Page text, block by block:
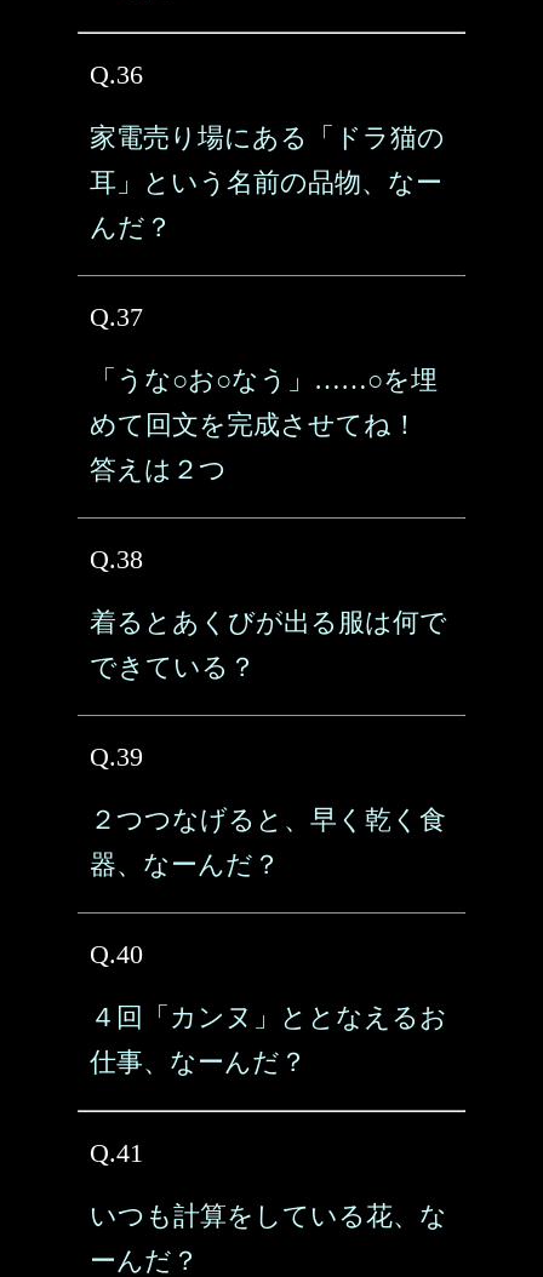
Q.36
家電売り場にある「ドラ猫の
耳」という名前の品物、なー
んだ？
Q.37
「うな○お○なう」……○を埋
めて回文を完成させてね！
答えは２つ
Q.38
着るとあくびが出る服は何で
できている？
Q.39
２つつなげると、早く乾く食
器、なーんだ？
Q.40
４回「カンヌ」ととなえるお
仕事、なーんだ？
Q.41
いつも計算をしている花、な
ーんだ？